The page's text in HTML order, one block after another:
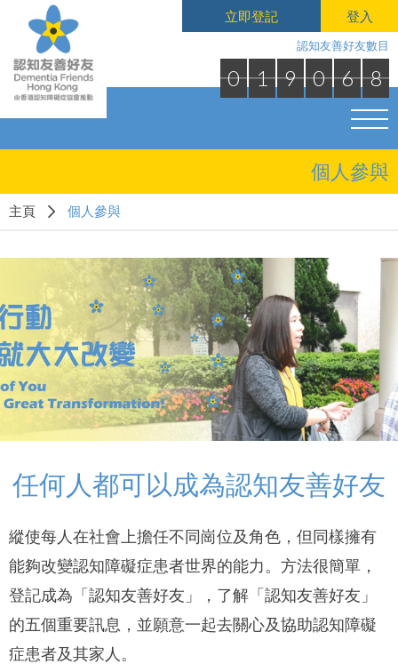
立即登記 登入
認知友善好友數目
0 1 9 0 6 8
個人參與
主頁 個人參與
任何人都可以成為認知友善好友
縱使每人在社會上擔任不同崗位及角色，但同樣擁有
能夠改變認知障礙症患者世界的能力。方法很簡單，
登記成為「認知友善好友」，了解「認知友善好友」
的五個重要訊息，並願意一起去關心及協助認知障礙
症患者及其家人。